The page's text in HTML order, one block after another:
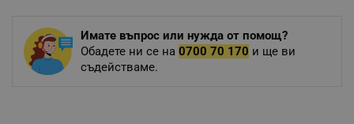
Имате въпрос или нужда от помощ?
Обадете ни се на 0700 70 170 и ще ви
съдействаме.